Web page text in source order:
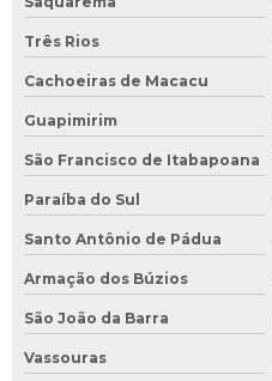
Três Rios
Cachoeiras de Macacu
Guapimirim
São Francisco de Itabapoana
Paraíba do Sul
Santo Antônio de Pádua
Armação dos Búzios
São João da Barra
Vassouras